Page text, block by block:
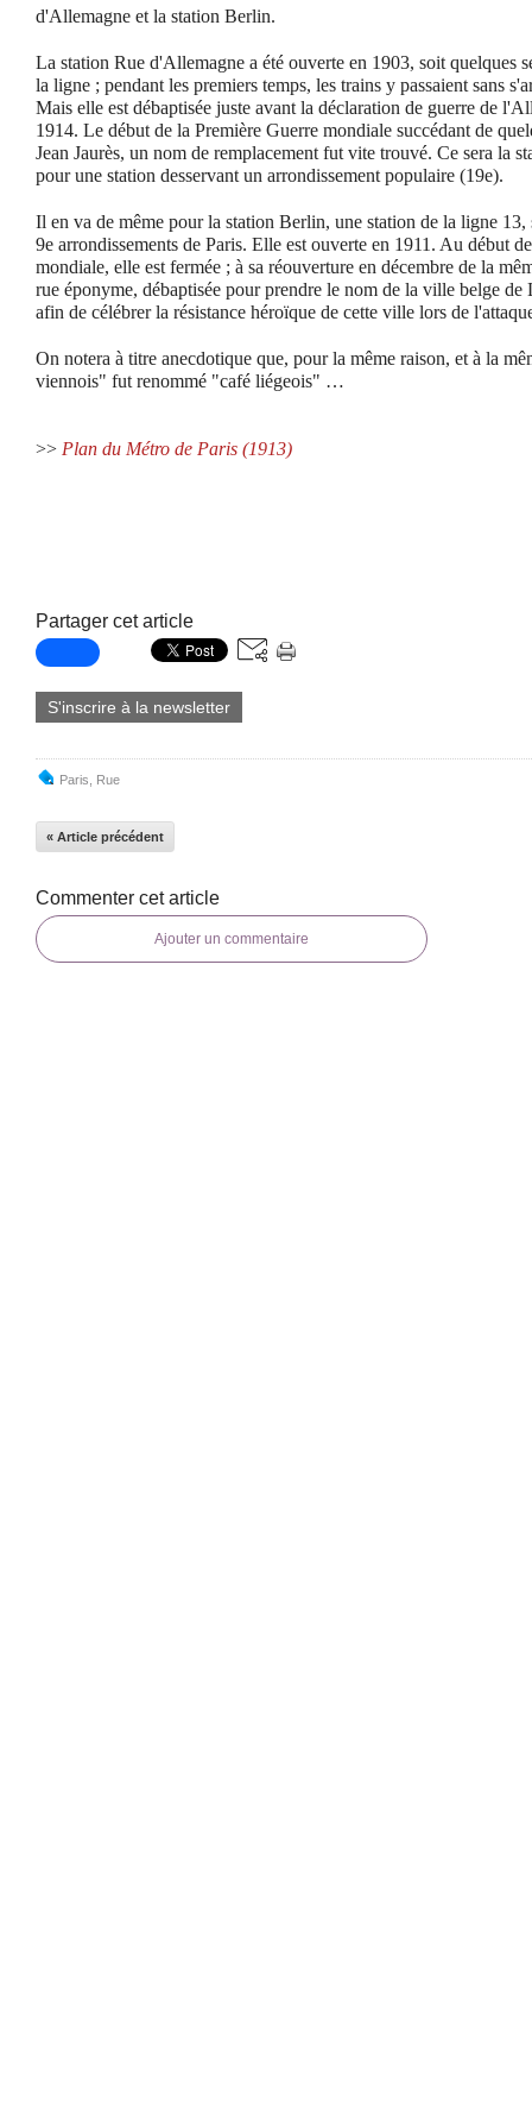
d'Allemagne et la station Berlin.
La station Rue d'Allemagne a été ouverte en 1903, soit quelques
la ligne ; pendant les premiers temps, les trains y passaient sans
Mais elle est débaptisée juste avant la déclaration de guerre de
1914. Le début de la Première Guerre mondiale succédant de
Jean Jaurès, un nom de remplacement fut vite trouvé. Ce sera la
pour une station desservant un arrondissement populaire (19e).
Il en va de même pour la station Berlin, une station de la ligne 13,
9e arrondissements de Paris. Elle est ouverte en 1911. Au début
mondiale, elle est fermée ; à sa réouverture en décembre de la
rue éponyme, débaptisée pour prendre le nom de la ville belge de
afin de célébrer la résistance héroïque de cette ville lors de
On notera à titre anecdotique que, pour la même raison, et à la
viennois" fut renommé "café liégeois" …
>> Plan du Métro de Paris (1913)
Partager cet article
S'inscrire à la newsletter
Paris Rue
« Article précédent
Commenter cet article
Ajouter un commentaire